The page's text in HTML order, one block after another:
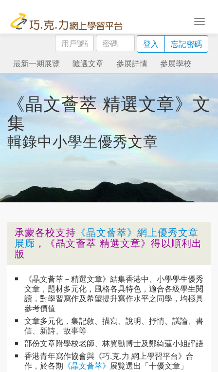
用
戶
號
碼
密
碼
登入
忘記密碼
最新一期展覽
隨選文章 參展詳情 參展學校
《晶文薈萃 精選文章》文
集
輯錄中小學生優秀文章
承蒙各校支持 《晶文薈萃》網上優秀文章
展廊 ，《晶文薈萃 精選文章》得以順利出
版
《晶文薈萃－精選文章》結集香港中、小學學生優秀
文章，題材多元化，風格各具特色，適合各級學生閱
讀，對學習寫作及希望提升寫作水平之同學，均極具
參考價值
文章多元化，集記敘、描寫、說明、抒情、議論、書
信、新詩、故事等
部份文章附學校老師、林翼勳博士及鄭綺蓮小姐評語
香港青年寫作協會與《巧.克.力 網上學習平台》合
作，於各期 《晶文薈萃》 展覽選出「十優文章」